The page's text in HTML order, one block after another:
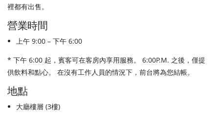
裡都有出售。
營業時間
上午 9:00 – 下午 6:00
* 下午 6:00 起，賓客可在客房內享用服務。 6:00P.M. 之後，僅提
供飲料和點心。 在沒有工作人員的情況下，前台將為您結帳。
地點
大廳樓層 (3樓)